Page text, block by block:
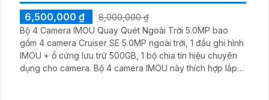
6,500,000 ₫
8,000,000 ₫
Bộ 4 Camera IMOU Quay Quét Ngoài Trời 5.0MP bao
gồm 4 camera Cruiser SE 5.0MP ngoài trời, 1 đầu ghi hình
IMOU + ổ cứng lưu trữ 500GB, 1 bộ chia tín hiệu chuyên
dụng cho camera. Bộ 4 camera IMOU này thích hợp lắp